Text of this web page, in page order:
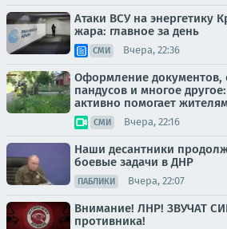
Атаки ВСУ на энергетику
жара: главное за день
СМИ Вчера, 22:36
Оформление документов,
пандусов и многое
активно помогает
СМИ Вчера, 22:16
Наши десантники
боевые задачи в ДНР
ПАБЛИКИ Вчера, 22:07
Внимание! ЛНР! ЗВУЧАТ
противника!